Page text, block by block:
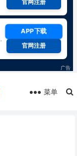
菜单